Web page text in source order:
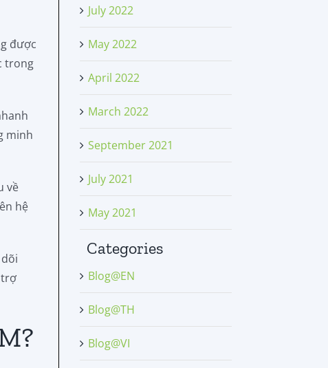
được
trong
minh
về
hệ
trợ
July 2022
May 2022
April 2022
March 2022
September 2021
July 2021
May 2021
Categories
Blog@EN
Blog@TH
Blog@VI